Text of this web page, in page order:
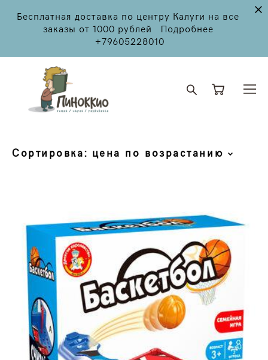
Бесплатная доставка по центру Калуги на все
заказы от 1000 рублей Подробнее
+79605228010
Сортировка: цена по возрастанию